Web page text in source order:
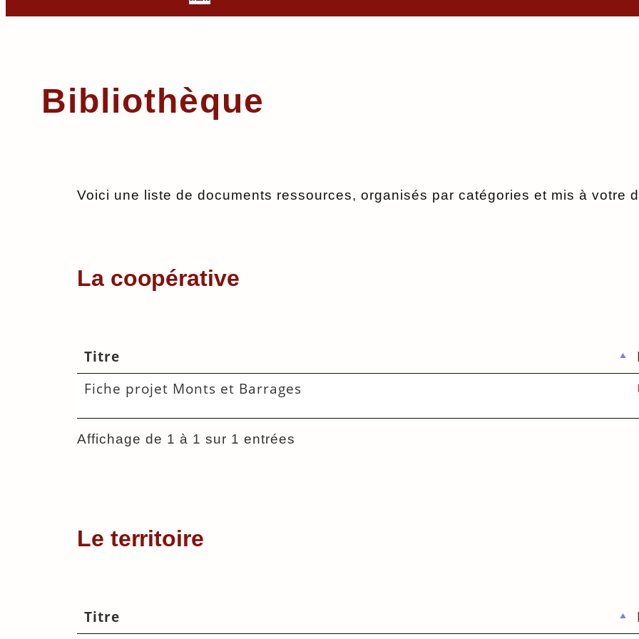
Bibliothèque
Voici une liste de documents ressources, organisés par catégories et mis à votre
La coopérative
Titre
Fiche projet Monts et Barrages
Affichage de 1 à 1 sur 1 entrées
Le territoire
Titre